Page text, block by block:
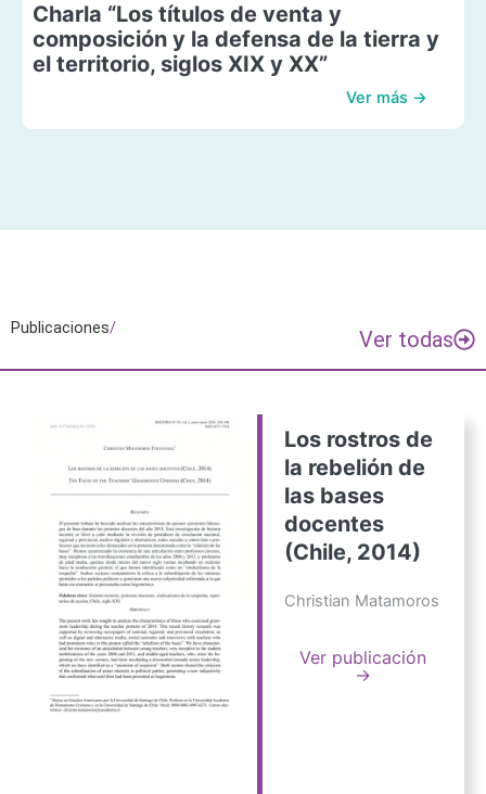
Charla “Los títulos de venta y
composición y la defensa de la tierra y
el territorio, siglos XIX y XX”
Ver más →
Publicaciones/ Ver todas
Los rostros de
la rebelión de
las bases
docentes
(Chile, 2014)
Christian Matamoros
Ver publicación
→